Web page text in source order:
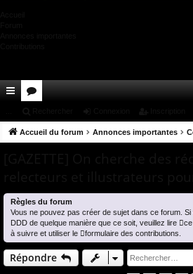
co
s
u
Accueil du forum Annonces importantes
Règles du forum
Vous ne pouvez pas créer de sujet dans ce forum.
DDD de quelque manière que ce soit, veuillez lire
à suivre et utiliser le
formulaire des contributions
Répondre